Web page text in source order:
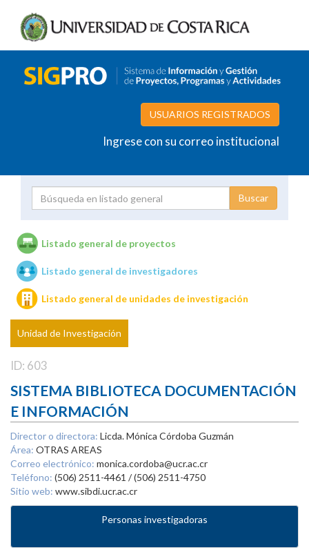
USUARIOS REGISTRADOS
Ingrese con su correo institucional
Unidades de investigación
Listado general de proyectos
Listado general de investigadores
Listado general de unidades de investigación
Unidad de Investigación
ID: 603
SISTEMA BIBLIOTECA DOCUMENTACIÓN
E INFORMACIÓN
Director o directora: Licda. Mónica Córdoba Guzmán
Área: OTRAS AREAS
Correo electrónico: monica.cordoba@ucr.ac.cr
Teléfono: (506) 2511-4461 / (506) 2511-4750
Sitio web: www.sibdi.ucr.ac.cr
Personas investigadoras